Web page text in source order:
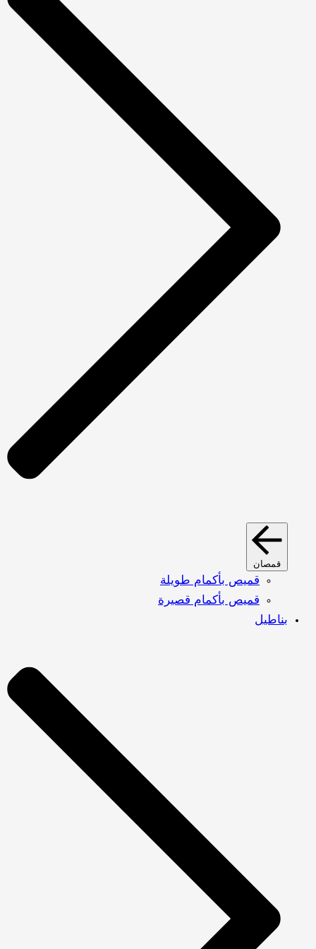
قمصان
قميص بأكمام طويلة
قميص بأكمام قصيرة
بناطيل